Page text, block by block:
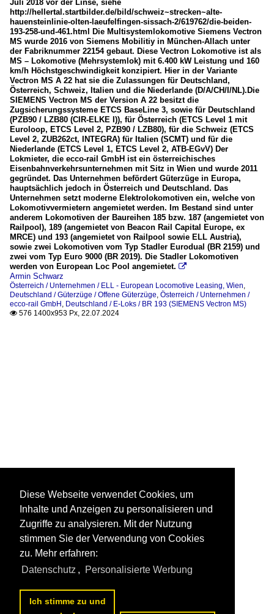
Juli 2018 vor der Linse, siehe
http://hellertal.startbilder.de/bild/schweiz~strecken~alte-
hauensteinlinie-olten-laeufelfingen-sissach-2/619762/die-beiden-
193-258-und-461.html Die Multisystemlokomotive Siemens Vectron
MS wurde 2016 von Siemens Mobilitiy in München-Allach unter
der Fabriknummer 22154 gebaut. Diese Vectron Lokomotive ist als
MS – Lokomotive (Mehrsystemlok) mit 6.400 kW Leistung und 160
km/h Höchstgeschwindigkeit konzipiert. Hier in der Variante
Vectron MS A 22 hat sie die Zulassungen für Deutschland,
Österreich, Schweiz, Italien und die Niederlande (D/A/CH/I/NL).Die
SIEMENS Vectron MS der Version A 22 besitzt die
Zugsicherungssysteme ETCS BaseLine 3, sowie für Deutschland
(PZB90 / LZB80 (CIR-ELKE I)), für Österreich (ETCS Level 1 mit
Euroloop, ETCS Level 2, PZB90 / LZB80), für die Schweiz (ETCS
Level 2, ZUB262ct, INTEGRA) für Italien (SCMT) und für die
Niederlande (ETCS Level 1, ETCS Level 2, ATB-EGvV) Der
Lokmieter, die ecco-rail GmbH ist ein österreichisches
Eisenbahnverkehrsunternehmen mit Sitz in Wien und wurde 2011
gegründet. Das Unternehmen befördert Güterzüge in Europa,
hauptsächlich jedoch in Österreich und Deutschland. Das
Unternehmen setzt moderne Elektrolokomotiven ein, welche von
Lokomotivvermietern angemietet werden. Im Bestand sind unter
anderem Lokomotiven der Baureihen 185 bzw. 187 (angemietet von
Railpool), 189 (angemietet von Beacon Rail Capital Europe, ex
MRCE) und 193 (angemietet von Railpool sowie ELL Austria),
sowie zwei Lokomotiven vom Typ Stadler Eurodual (BR 2159) und
zwei vom Typ Euro 9000 (BR 2019). Die Stadler Lokomotiven
werden von European Loc Pool angemietet. 
Armin Schwarz
Österreich / Unternehmen / ELL - European Locomotive Leasing, Wien,
Deutschland / Güterzüge / Offene Güterzüge, Österreich / Unternehmen /
ecco-rail GmbH, Deutschland / E-Loks / BR 193 (SIEMENS Vectron MS)
 576 1400x953 Px, 22.07.2024
Diese Webseite verwendet Cookies, um
Inhalte und Anzeigen zu personalisieren und
Zugriffe zu analysieren. Mit der Nutzung
stimmen Sie der Verwendung von Cookies
zu. Mehr erfahren:
Datenschutz , Personalisierte Werbung
Ich stimme zu und